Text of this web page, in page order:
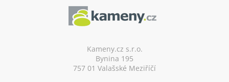
Kameny.cz s.r.o.
Bynina 195
757 01 Valašské Meziříčí